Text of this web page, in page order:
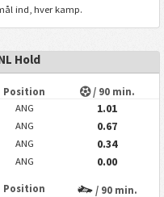
ind, hver kamp.
Hold
Position / 90 min.
ANG
1.01
ANG
0.67
ANG
0.34
ANG 0.00
Position / 90 min.